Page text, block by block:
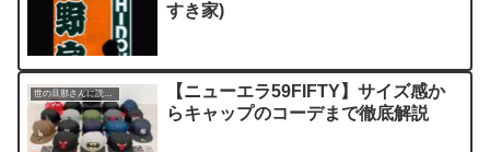
すき家)
世の旦那さんに読んでほしい記事
【ニューエラ59FIFTY】サイズ感か
らキャップのコーデまで徹底解説